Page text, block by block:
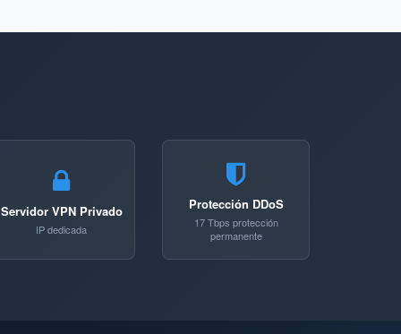
Servidor VPN Privado
IP dedicada
Protección DDoS
17 Tbps protección
permanente